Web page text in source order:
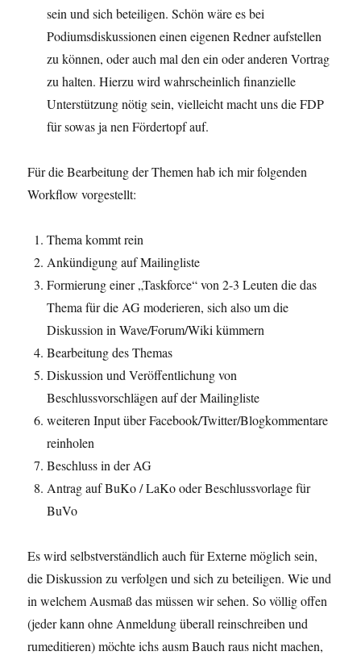
sein und sich beteiligen. Schön wäre es bei
Podiumsdiskussionen einen eigenen Redner aufstellen
zu können, oder auch mal den ein oder anderen Vortrag
zu halten. Hierzu wird wahrscheinlich finanzielle
Unterstützung nötig sein, vielleicht macht uns die FDP
für sowas ja nen Fördertopf auf.
Für die Bearbeitung der Themen hab ich mir folgenden
Workflow vorgestellt:
Thema kommt rein
Ankündigung auf Mailingliste
Formierung einer „Taskforce“ von 2-3 Leuten die das
Thema für die AG moderieren, sich also um die
Diskussion in Wave/Forum/Wiki kümmern
Bearbeitung des Themas
Diskussion und Veröffentlichung von
Beschlussvorschlägen auf der Mailingliste
weiteren Input über Facebook/Twitter/Blogkommentare
reinholen
Beschluss in der AG
Antrag auf BuKo / LaKo oder Beschlussvorlage für
BuVo
Es wird selbstverständlich auch für Externe möglich sein,
die Diskussion zu verfolgen und sich zu beteiligen. Wie und
in welchem Ausmaß das müssen wir sehen. So völlig offen
(jeder kann ohne Anmeldung überall reinschreiben und
rumeditieren) möchte ichs ausm Bauch raus nicht machen,